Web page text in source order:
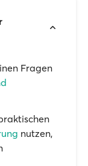
Fragen
nutzen,